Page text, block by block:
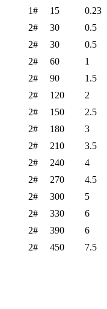
1# 15
0.23
2# 30
0.5
2# 30
0.5
2# 60
1
2# 90
1.5
2# 120
2
2# 150
2.5
2# 180
3
2# 210
3.5
2# 240
4
2# 270
4.5
2# 300
5
2# 330
6
2# 390
6
2# 450 7.5